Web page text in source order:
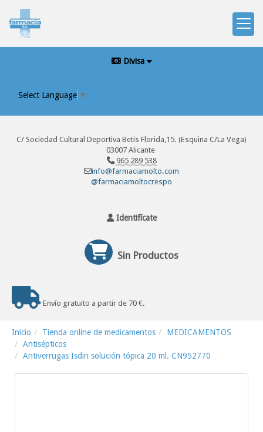
Divisa
Select Language ▼
C/ Sociedad Cultural Deportiva Betis Florida,15. (Esquina C/La Vega)
03007 Alicante
965 289 538
info@farmaciamolto.com
@farmaciamoltocrespo
Identifícate
Sin Productos
Envío gratuito a partir de 70 €.
Inicio Tienda online de medicamentos
MEDICAMENTOS
Antisépticos
Antiverrugas Isdin solución tópica 20 ml. CN952770